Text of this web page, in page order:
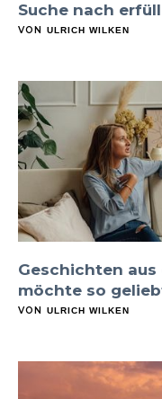
Suche nach
VON ULRICH WILKEN
Geschichten aus
möchte so
VON ULRICH WILKEN